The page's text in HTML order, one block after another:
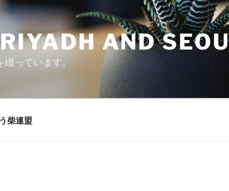
AND
っています。
柴連盟